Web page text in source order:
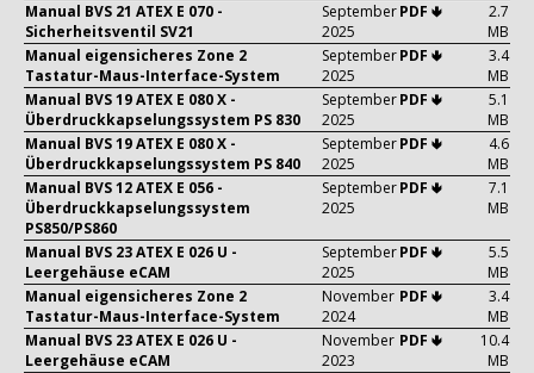
Manual BVS 21 ATEX E 070 -
Sicherheitsventil SV21
September
2025
PDF 🢃
2.7
MB
Manual eigensicheres Zone 2
Tastatur-Maus-Interface-System
September
2025
PDF 🢃
3.4
MB
Manual BVS 19 ATEX E 080 X -
Überdruckkapselungssystem PS 830
September
2025
PDF 🢃
5.1
MB
Manual BVS 19 ATEX E 080 X -
Überdruckkapselungssystem PS 840
September
2025
PDF 🢃
4.6
MB
Manual BVS 12 ATEX E 056 -
Überdruckkapselungssystem
PS850/PS860
September
2025
PDF 🢃
7.1
MB
Manual BVS 23 ATEX E 026 U -
Leergehäuse eCAM
September
2025
PDF 🢃
5.5
MB
Manual eigensicheres Zone 2
Tastatur-Maus-Interface-System
November
2024
PDF 🢃
3.4
MB
Manual BVS 23 ATEX E 026 U -
Leergehäuse eCAM
November
2023
PDF 🢃
10.4
MB